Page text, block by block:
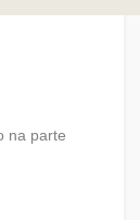
na parte